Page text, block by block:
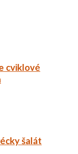
cviklové
šalát